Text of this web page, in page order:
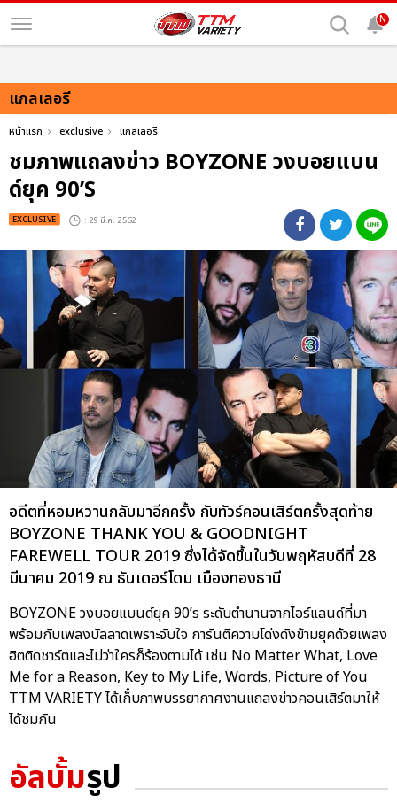
N
แกลเลอรี
หน้าแรก exclusive แกลเลอรี
ชมภาพแถลงข่าว BOYZONE วงบอยแบน
ด์ยุค 90’S
EXCLUSIVE : 29 มี.ค. 2562
อดีตที่หอมหวานกลับมาอีกครั้ง กับทัวร์คอนเสิร์ตครั้งสุดท้าย
BOYZONE THANK YOU & GOODNIGHT
FAREWELL TOUR 2019 ซึ่งได้จัดขึ้นในวันพฤหัสบดีที่ 28
มีนาคม 2019 ณ ธันเดอร์โดม เมืองทองธานี
BOYZONE วงบอยแบนด์ยุค 90’s ระดับตำนานจากไอร์แลนด์ที่มา
พร้อมกับเพลงบัลลาดเพราะจับใจ การันตีความโด่งดังข้ามยุคด้วยเพลง
ฮิตติดชาร์ตและไม่ว่าใครก็ร้องตามได้ เช่น No Matter What, Love
Me for a Reason, Key to My Life, Words, Picture of You
TTM VARIETY ได้เก็๋บภาพบรรยากาศงานแถลงข่าวคอนเสิร์ตมาให้
ได้ชมกัน
อัลบั้มรูป